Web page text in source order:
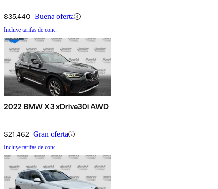
$35,440 Buena oferta
Incluye tarifas de conc.
2022 BMW X3 xDrive30i AWD
$21,462 Gran oferta
Incluye tarifas de conc.